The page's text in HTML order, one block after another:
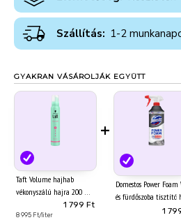
Szállítás: 1-2
GYAKRAN VÁSÁROLJÁK EGYÜTT
Taft Volume hajhab
vékonyszálú hajra 200 ml
1 799 Ft
8 995 Ft/liter
+
Domestos Power Foam
és fürdőszoba tisztító
435 ml Vízkőoldó1